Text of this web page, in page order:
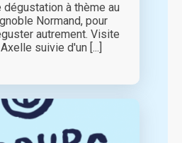
dégustation à thème au
Normand, pour
autrement. Visite
suivie d'un [...]